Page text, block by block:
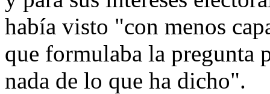
había visto "con menos
que formulaba la pregunta
nada de lo que ha dicho".